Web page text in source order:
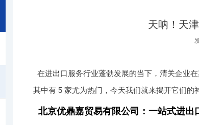
天呐！天
在进出口服务行业蓬勃发展的当下，清关企业
其中有 5 家尤为热门，今天我们就来揭开它们的
北京优鼎嘉贸易有限公司：一站式进出